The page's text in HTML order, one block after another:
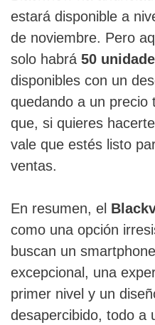
estará disponible a
de noviembre. Pero
solo habrá 50
disponibles con un
quedando a un precio
que, si quieres
vale que estés listo
ventas.
En resumen, el
como una opción
buscan un
excepcional, una
primer nivel y un
desapercibido, todo a